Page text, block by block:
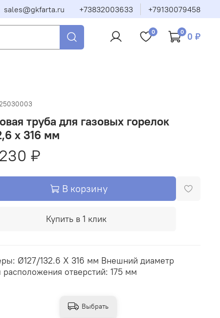
sales@gkfarta.ru +73832003633 +79130079458
0 0 0 ₽
труба для газовых горелок
x 316 мм
₽
В корзину
Купить в 1 клик
Ø127/132.6 X 316 мм Внешний диаметр
расположения отверстий: 175 мм
Выбрать